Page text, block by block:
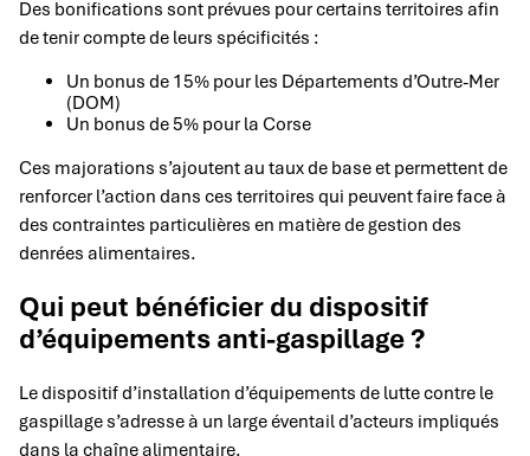
Des bonifications sont prévues pour certains territoires afin
de tenir compte de leurs spécificités :
Un bonus de 15% pour les Départements d’Outre-Mer
(DOM)
Un bonus de 5% pour la Corse
Ces majorations s’ajoutent au taux de base et permettent de
renforcer l’action dans ces territoires qui peuvent faire face à
des contraintes particulières en matière de gestion des
denrées alimentaires.
Qui peut bénéficier du dispositif
d’équipements anti-gaspillage ?
Le dispositif d’installation d’équipements de lutte contre le
gaspillage s’adresse à un large éventail d’acteurs impliqués
dans la chaîne alimentaire.